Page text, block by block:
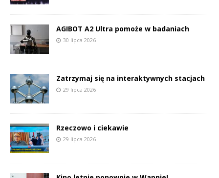
AGIBOT A2 Ultra pomoże w badaniach
30 lipca 2026
Zatrzymaj się na interaktywnych stacjach
29 lipca 2026
Rzeczowo i ciekawie
29 lipca 2026